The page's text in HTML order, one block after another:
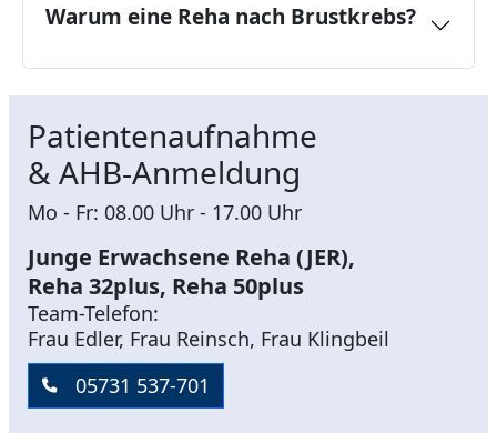
Warum eine Reha nach Brustkrebs?
Patientenaufnahme
& AHB-Anmeldung
Mo - Fr: 08.00 Uhr - 17.00 Uhr
Junge Erwachsene Reha (JER),
Reha 32plus, Reha 50plus
Team-Telefon:
Frau Edler, Frau Reinsch, Frau Klingbeil
05731 537-701